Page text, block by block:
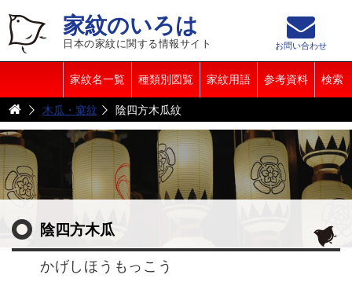
家紋のいろは
日本の家紋に関する情報サイト
家紋名一覧 種類別図覧 家紋用語 参考資料 検索
お問い合わせ
木瓜・窠紋 陰四方木瓜紋
陰四方木瓜
かげしほうもっこう